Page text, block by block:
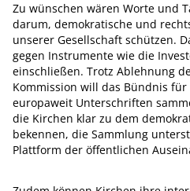
Zu wünschen wären Worte und
darum, demokratische und
unserer Gesellschaft schützen.
gegen Instrumente wie die
einschließen. Trotz Ablehnung
Kommission will das Bündnis
europaweit Unterschriften
die Kirchen klar zu dem
bekennen, die Sammlung
Plattform der öffentlichen